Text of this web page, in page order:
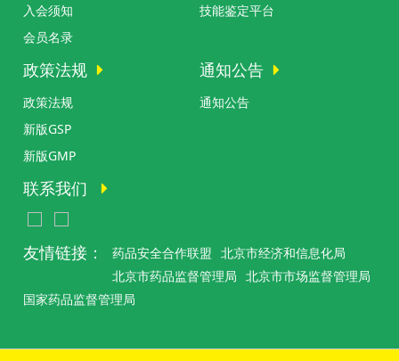
入会须知
会员名录
技能鉴定平台
政策法规
政策法规
新版GSP
新版GMP
通知公告
通知公告
联系我们
友情链接： 药品安全合作联盟 北京市经济和信息化局
北京市药品监督管理局 北京市市场监督管理局
国家药品监督管理局